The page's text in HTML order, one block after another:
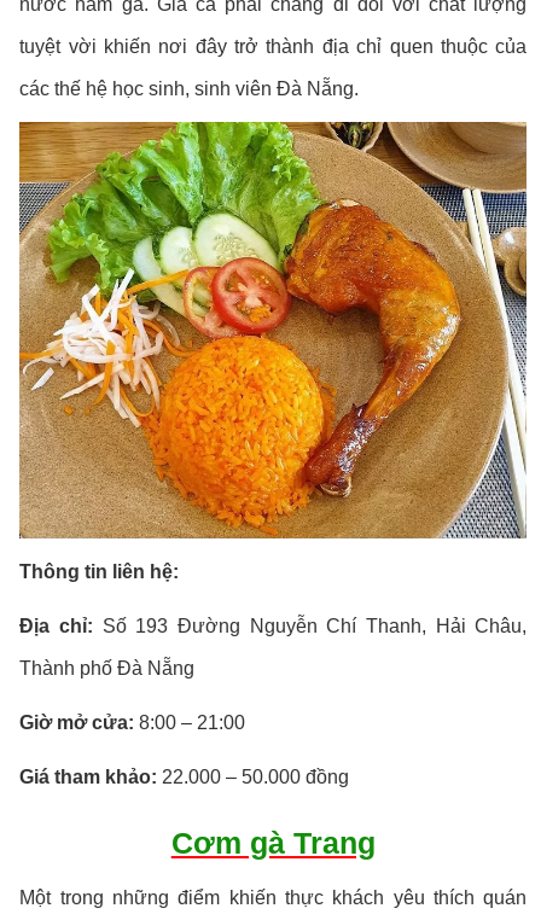
tuyệt vời khiến nơi đây trở thành địa chỉ quen thuộc của
các thế hệ học sinh, sinh viên Đà Nẵng.
Thông tin liên hệ:
Địa chỉ: Số 193 Đường Nguyễn Chí Thanh, Hải Châu,
Thành phố Đà Nẵng
Giờ mở cửa: 8:00 – 21:00
Giá tham khảo: 22.000 – 50.000 đồng
Cơm gà Trang
Một trong những điểm khiến thực khách yêu thích quán